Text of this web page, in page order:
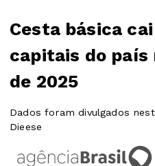
Cesta básica
capitais do país
de 2025
Dados foram divulgados
Dieese